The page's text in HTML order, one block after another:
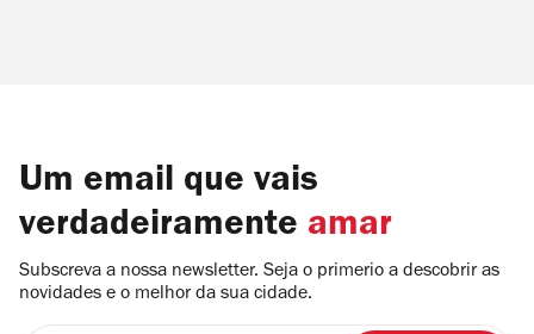
Um email que vais
verdadeiramente amar
Subscreva a nossa newsletter. Seja o primerio a descobrir as
novidades e o melhor da sua cidade.